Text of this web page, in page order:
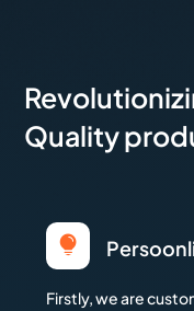
Quality

Firstly, we are